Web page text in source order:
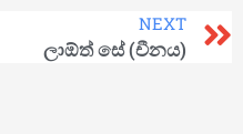
NEXT
ලාඕත් සේ (චීනය)